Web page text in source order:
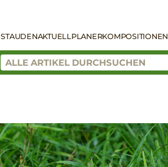
STAUDENAKTUELLPLANERKOMPOSITIONEN